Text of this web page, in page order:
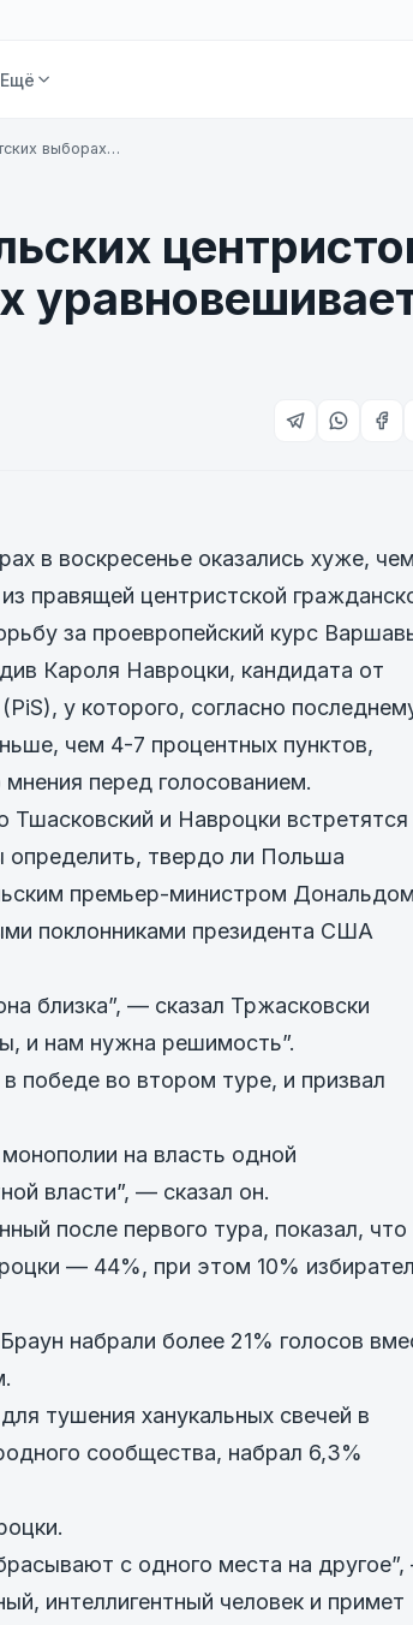
Ещё
выборах…
в воскресенье оказались хуже,
правящей центристской
за проевропейский курс
Кароля Навроцки, кандидата от
у которого, согласно
чем 4-7 процентных пунктов,
перед голосованием.
Тшасковский и Навроцки встретятся
определить, твердо ли Польша
премьер-министром
поклонниками президента США
близка”, — сказал Тржасковски
и нам нужна решимость”.
победе во втором туре, и призвал
на власть одной
власти”, — сказал он.
после первого тура, показал, что
— 44%, при этом 10%
набрали более 21% голосов
тушения ханукальных свечей в
сообщества, набрал 6,3%
с одного места на
интеллигентный человек и примет